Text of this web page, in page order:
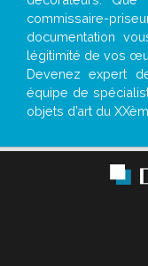
commissaire-
documentation
légitimité de vos
Devenez expert
équipe de
objets d’art du